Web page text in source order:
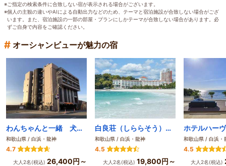
※ご指定の検索条件に合致しない宿が表示される場合がございます。
※個人の主観の違いやAIによる自動出力などのため、テーマと宿泊施設が合致しない場合がござ
います。また、宿泊施設の一部の部屋・プランにしかテーマが合致しない場合があります。必
ずご自身で内容をご確認ください。
# オーシャンビューが魅力の宿
わんちゃんと一緒 犬御殿
和歌山県 / 白浜・龍神
4.7
大人2名(税込) 26,400円～
白良荘（しららそう）グランドホテル
和歌山県 / 白浜・龍神
4.5
大人2名(税込) 19,800円～
和歌山県 / 白浜・
4.5
大人2名(税込)